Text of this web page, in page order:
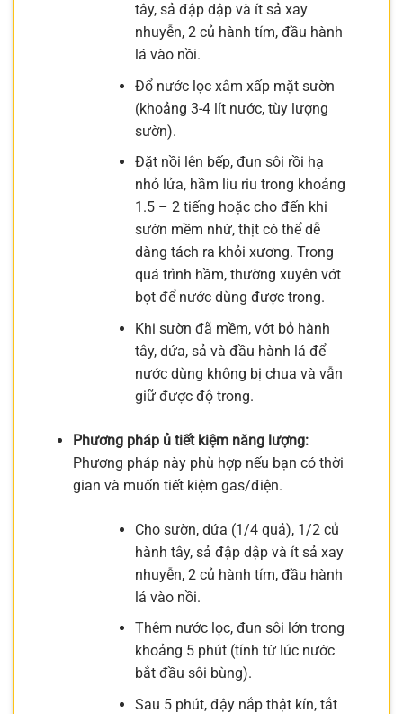
tây, sả đập dập và ít sả xay
nhuyễn, 2 củ hành tím, đầu hành
lá vào nồi.
Đổ nước lọc xâm xấp mặt sườn
(khoảng 3-4 lít nước, tùy lượng
sườn).
Đặt nồi lên bếp, đun sôi rồi hạ
nhỏ lửa, hầm liu riu trong khoảng
1.5 – 2 tiếng hoặc cho đến khi
sườn mềm nhừ, thịt có thể dễ
dàng tách ra khỏi xương. Trong
quá trình hầm, thường xuyên vớt
bọt để nước dùng được trong.
Khi sườn đã mềm, vớt bỏ hành
tây, dứa, sả và đầu hành lá để
nước dùng không bị chua và vẫn
giữ được độ trong.
Phương pháp ủ tiết kiệm năng lượng:
Phương pháp này phù hợp nếu bạn có thời
gian và muốn tiết kiệm gas/điện.
Cho sườn, dứa (1/4 quả), 1/2 củ
hành tây, sả đập dập và ít sả xay
nhuyễn, 2 củ hành tím, đầu hành
lá vào nồi.
Thêm nước lọc, đun sôi lớn trong
khoảng 5 phút (tính từ lúc nước
bắt đầu sôi bùng).
Sau 5 phút, đậy nắp thật kín, tắt